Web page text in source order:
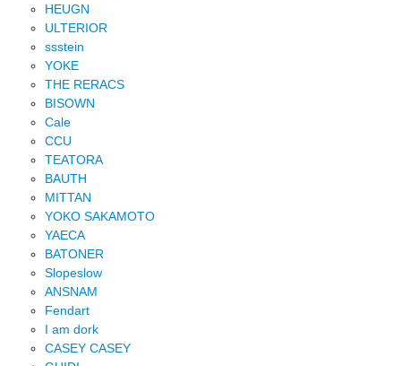
HEUGN
ULTERIOR
ssstein
YOKE
THE RERACS
BISOWN
Cale
CCU
TEATORA
BAUTH
MITTAN
YOKO SAKAMOTO
YAECA
BATONER
Slopeslow
ANSNAM
Fendart
I am dork
CASEY CASEY